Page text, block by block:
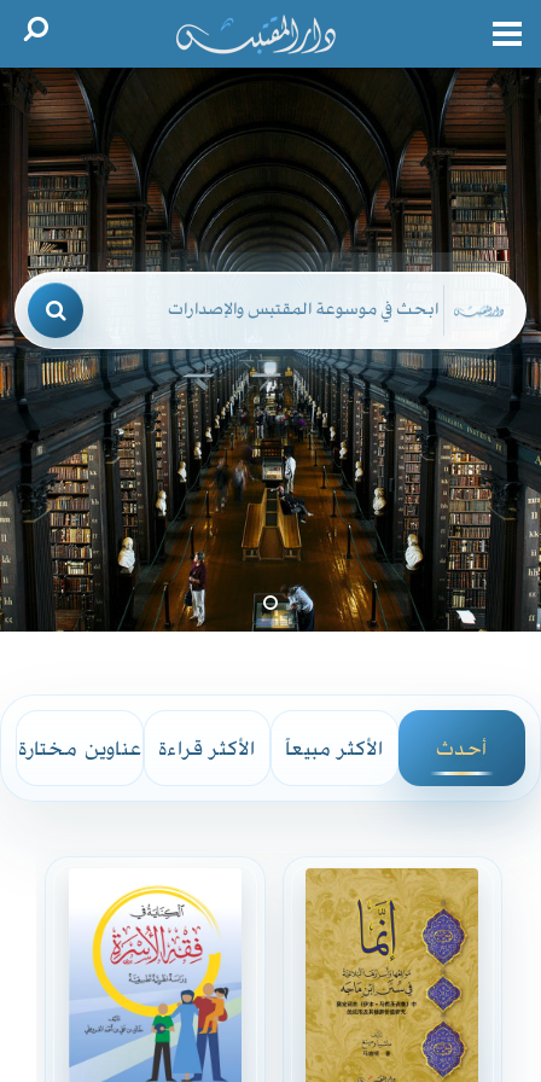
أحدث الأكثر مبيعاً الأكثر قراءة عناوين مختارة